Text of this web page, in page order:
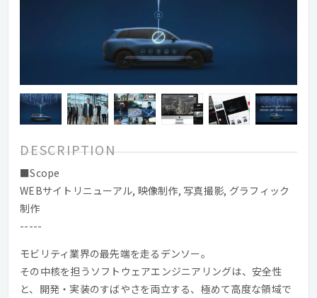
DESCRIPTION
■Scope
WEBサイトリニューアル, 映像制作, 写真撮影, グラフィック
制作
-----
モビリティ業界の最先端を走るデンソー。
その中核を担うソフトウェアエンジニアリングは、安全性
と、開発・実装のすばやさを両立する、極めて高度な領域で